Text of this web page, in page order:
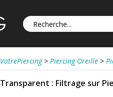
VotrePiercing > Piercing Oreille >
Transparent : Filtrage sur